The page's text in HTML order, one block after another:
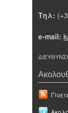
Τηλ:
e-mail: